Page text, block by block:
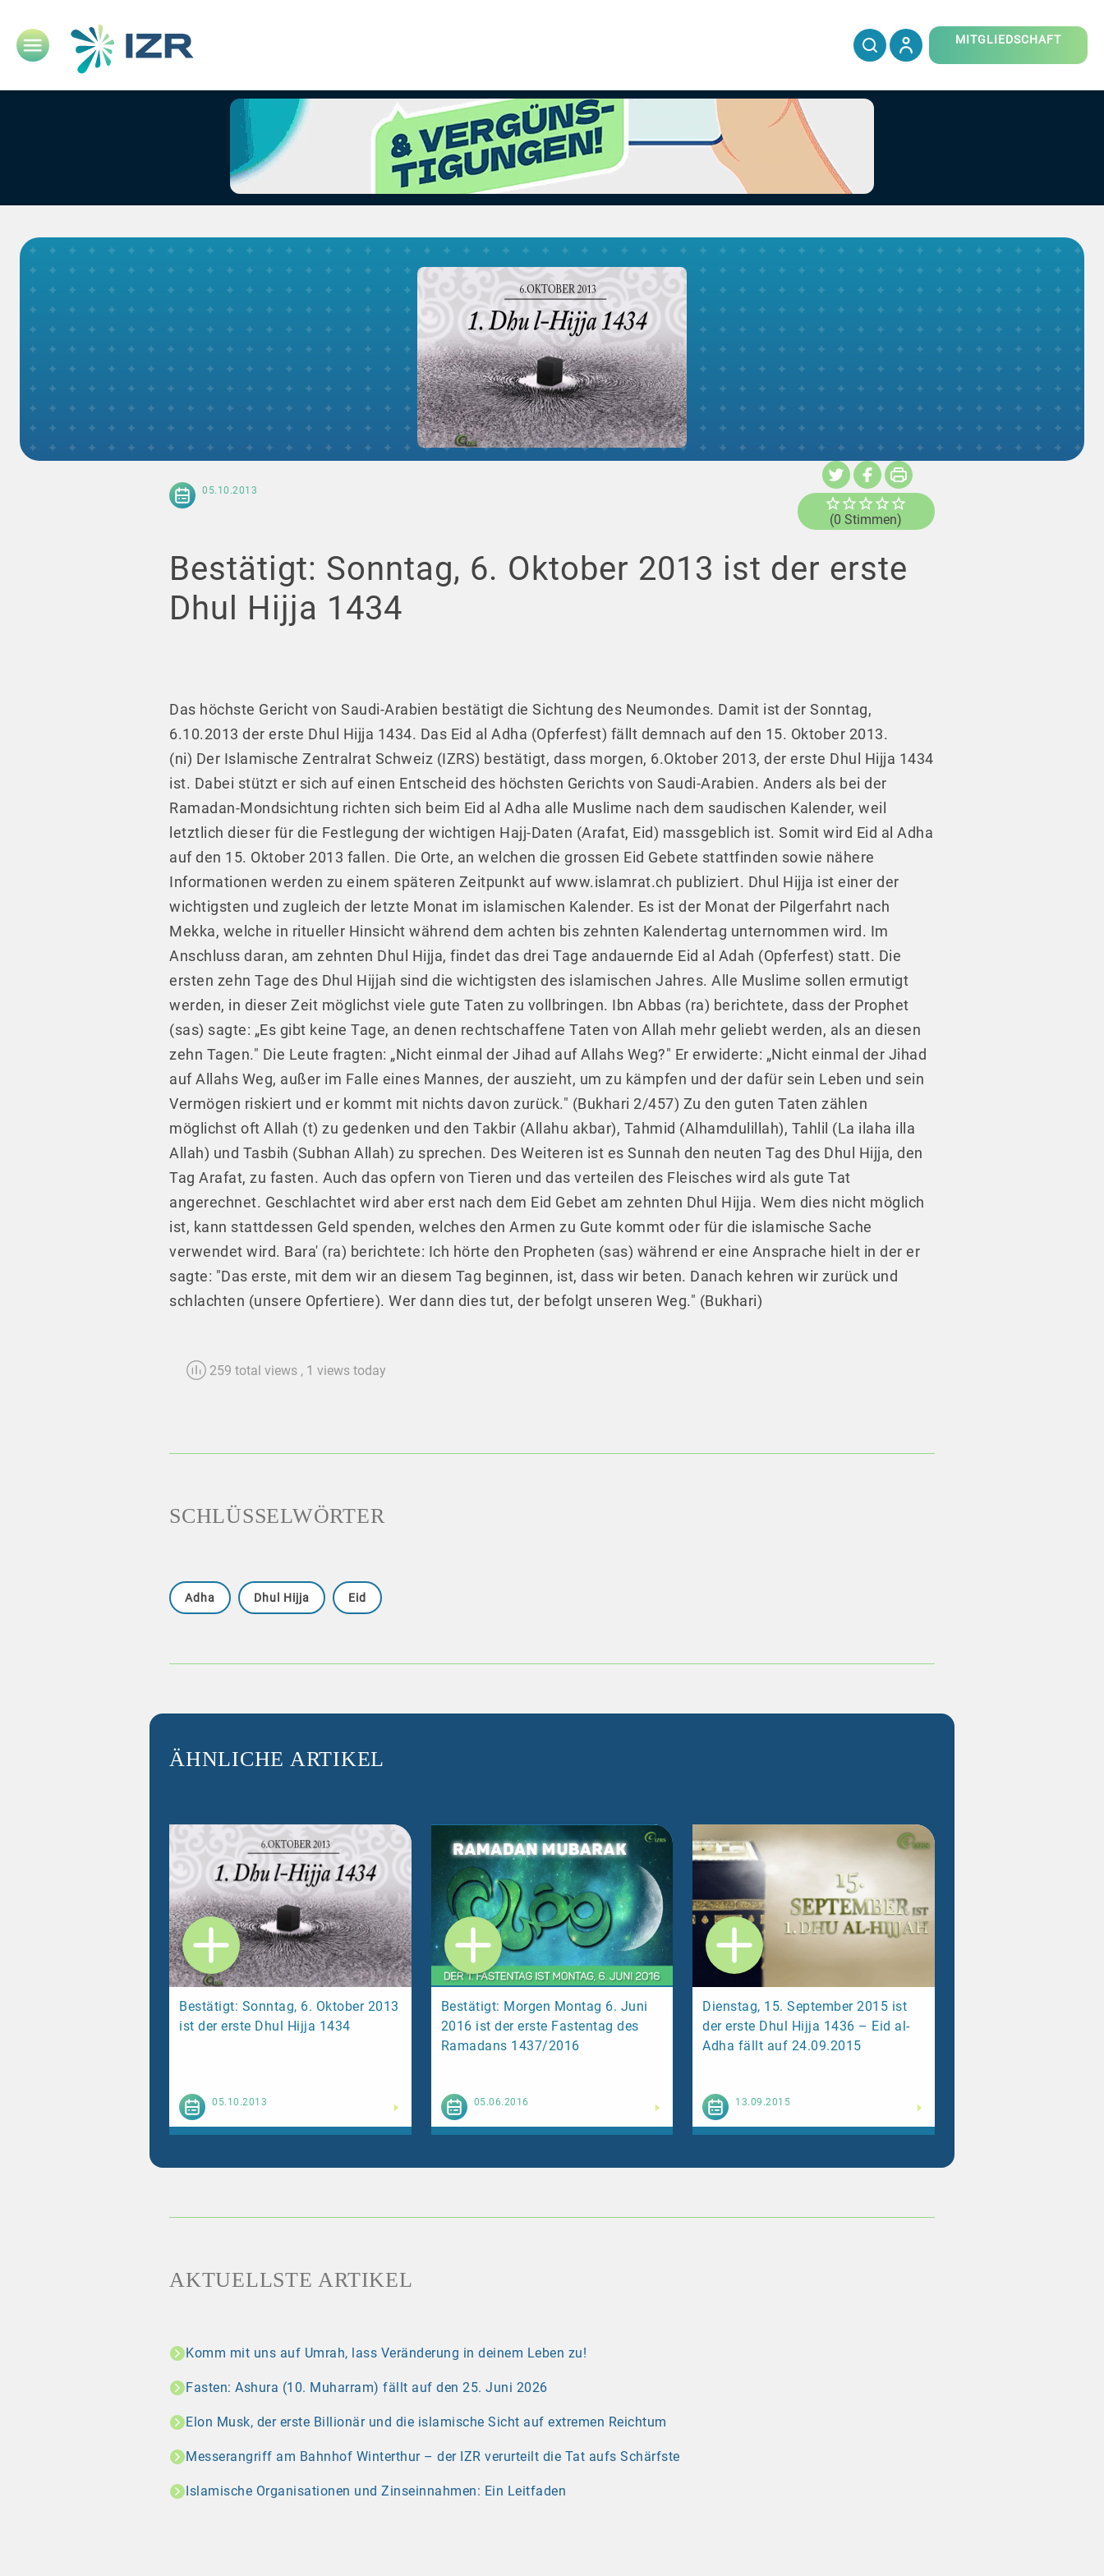
MITGLIEDSCHAFT
05.10.2013
(0 Stimmen)
Bestätigt: Sonntag, 6. Oktober 2013 ist der erste
Dhul Hijja 1434
Das höchste Gericht von Saudi-Arabien bestätigt die Sichtung des Neumondes. Damit ist der Sonntag,
6.10.2013 der erste Dhul Hijja 1434. Das Eid al Adha (Opferfest) fällt demnach auf den 15. Oktober 2013.
(ni) Der Islamische Zentralrat Schweiz (IZRS) bestätigt, dass morgen, 6.Oktober 2013, der erste Dhul Hijja 1434
ist. Dabei stützt er sich auf einen Entscheid des höchsten Gerichts von Saudi-Arabien. Anders als bei der
Ramadan-Mondsichtung richten sich beim Eid al Adha alle Muslime nach dem saudischen Kalender, weil
letztlich dieser für die Festlegung der wichtigen Hajj-Daten (Arafat, Eid) massgeblich ist. Somit wird Eid al Adha
auf den 15. Oktober 2013 fallen. Die Orte, an welchen die grossen Eid Gebete stattfinden sowie nähere
Informationen werden zu einem späteren Zeitpunkt auf www.islamrat.ch publiziert. Dhul Hijja ist einer der
wichtigsten und zugleich der letzte Monat im islamischen Kalender. Es ist der Monat der Pilgerfahrt nach
Mekka, welche in ritueller Hinsicht während dem achten bis zehnten Kalendertag unternommen wird. Im
Anschluss daran, am zehnten Dhul Hijja, findet das drei Tage andauernde Eid al Adah (Opferfest) statt. Die
ersten zehn Tage des Dhul Hijjah sind die wichtigsten des islamischen Jahres. Alle Muslime sollen ermutigt
werden, in dieser Zeit möglichst viele gute Taten zu vollbringen. Ibn Abbas (ra) berichtete, dass der Prophet
(sas) sagte: „Es gibt keine Tage, an denen rechtschaffene Taten von Allah mehr geliebt werden, als an diesen
zehn Tagen." Die Leute fragten: „Nicht einmal der Jihad auf Allahs Weg?" Er erwiderte: „Nicht einmal der Jihad
auf Allahs Weg, außer im Falle eines Mannes, der auszieht, um zu kämpfen und der dafür sein Leben und sein
Vermögen riskiert und er kommt mit nichts davon zurück." (Bukhari 2/457) Zu den guten Taten zählen
möglichst oft Allah (t) zu gedenken und den Takbir (Allahu akbar), Tahmid (Alhamdulillah), Tahlil (La ilaha illa
Allah) und Tasbih (Subhan Allah) zu sprechen. Des Weiteren ist es Sunnah den neuten Tag des Dhul Hijja, den
Tag Arafat, zu fasten. Auch das opfern von Tieren und das verteilen des Fleisches wird als gute Tat
angerechnet. Geschlachtet wird aber erst nach dem Eid Gebet am zehnten Dhul Hijja. Wem dies nicht möglich
ist, kann stattdessen Geld spenden, welches den Armen zu Gute kommt oder für die islamische Sache
verwendet wird. Bara' (ra) berichtete: Ich hörte den Propheten (sas) während er eine Ansprache hielt in der er
sagte: "Das erste, mit dem wir an diesem Tag beginnen, ist, dass wir beten. Danach kehren wir zurück und
schlachten (unsere Opfertiere). Wer dann dies tut, der befolgt unseren Weg." (Bukhari)
259 total views , 1 views today
SCHLÜSSELWÖRTER
Adha Dhul Hijja Eid
ÄHNLICHE ARTIKEL
Bestätigt: Sonntag, 6. Oktober 2013
ist der erste Dhul Hijja 1434
05.10.2013
Bestätigt: Morgen Montag 6. Juni
2016 ist der erste Fastentag des
Ramadans 1437/2016
05.06.2016
Dienstag, 15. September 2015 ist
der erste Dhul Hijja 1436 – Eid al-
Adha fällt auf 24.09.2015
13.09.2015
AKTUELLSTE ARTIKEL
Komm mit uns auf Umrah, lass Veränderung in deinem Leben zu!
Fasten: Ashura (10. Muharram) fällt auf den 25. Juni 2026
Elon Musk, der erste Billionär und die islamische Sicht auf extremen Reichtum
Messerangriff am Bahnhof Winterthur – der IZR verurteilt die Tat aufs Schärfste
Islamische Organisationen und Zinseinnahmen: Ein Leitfaden